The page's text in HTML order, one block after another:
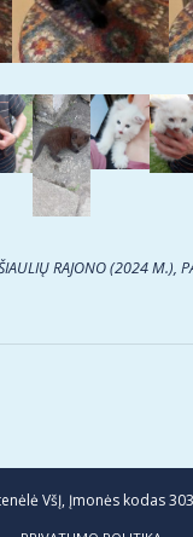
RAJONO (2024 M.),
VšĮ, Įmonės kodas